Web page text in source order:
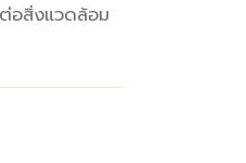
อสิ่งแวดล้อม